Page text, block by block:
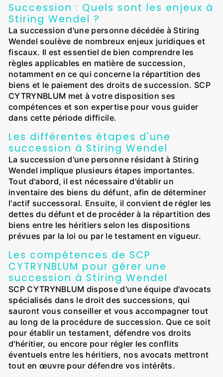
Succession : Quels sont les enjeux à
Stiring Wendel ?
La succession d'une personne décédée à Stiring
Wendel soulève de nombreux enjeux juridiques et
fiscaux. Il est essentiel de bien comprendre les
règles applicables en matière de succession,
notamment en ce qui concerne la répartition des
biens et le paiement des droits de succession. SCP
CYTRYNBLUM met à votre disposition ses
compétences et son expertise pour vous guider
dans cette période difficile.
Les différentes étapes d'une
succession à Stiring Wendel
La succession d'une personne résidant à Stiring
Wendel implique plusieurs étapes importantes.
Tout d'abord, il est nécessaire d'établir un
inventaire des biens du défunt, afin de déterminer
l'actif successoral. Ensuite, il convient de régler les
dettes du défunt et de procéder à la répartition des
biens entre les héritiers selon les dispositions
prévues par la loi ou par le testament en vigueur.
Les compétences de SCP
CYTRYNBLUM pour gérer une
succession à Stiring Wendel
SCP CYTRYNBLUM dispose d'une équipe d'avocats
spécialisés dans le droit des successions, qui
sauront vous conseiller et vous accompagner tout
au long de la procédure de succession. Que ce soit
pour établir un testament, défendre vos droits
d'héritier, ou encore pour régler les conflits
éventuels entre les héritiers, nos avocats mettront
tout en œuvre pour défendre vos intérêts.